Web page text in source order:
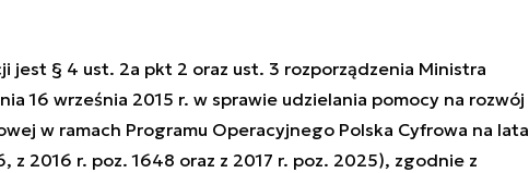
jest § 4 ust. 2a pkt 2 oraz ust. 3 rozporządzenia Ministra
16 września 2015 r. w sprawie udzielania pomocy na rozwój
w ramach Programu Operacyjnego Polska Cyfrowa na lata
z 2016 r. poz. 1648 oraz z 2017 r. poz. 2025), zgodnie z